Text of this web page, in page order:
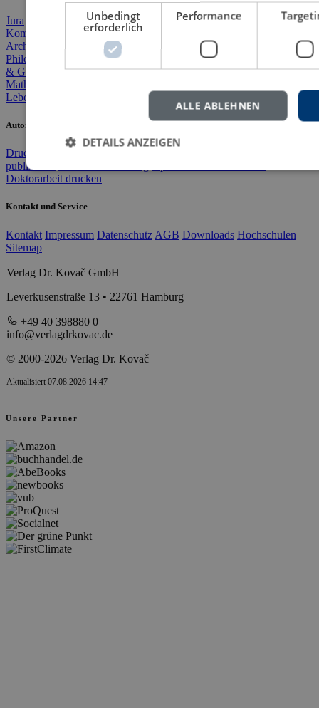
Jura Agrarwissenschaft Geographie Literatur & Sprache
Kommunikation & Medien Soziologie
Archäologie & Altertum Kultur, Kunst & Musik
Philosophie
Theologie & Religion Pädagogik Psychologie
Medizin
& Gesundheit Sport & Bewegung
Mathematik & Naturwiss.
Lebenserinnerungen
Autorinnen und Autoren
Druckkostenzuschuss
publizieren
Doktorarbeit drucken
Kontakt und Service
Kontakt Impressum Datenschutz AGB Downloads Hochschulen
Sitemap
Verlag Dr. Kovač GmbH
Leverkusenstraße 13 • 22761 Hamburg
+49 40 398880 0
info@verlagdrkovac.de
© 2000-2026 Verlag Dr. Kovač
Aktualisiert 07.08.2026 14:47
Unsere Partner
Unbedingt
erforderlich
Performance
ALLE ABLEHNEN
DETAILS ANZEIGEN